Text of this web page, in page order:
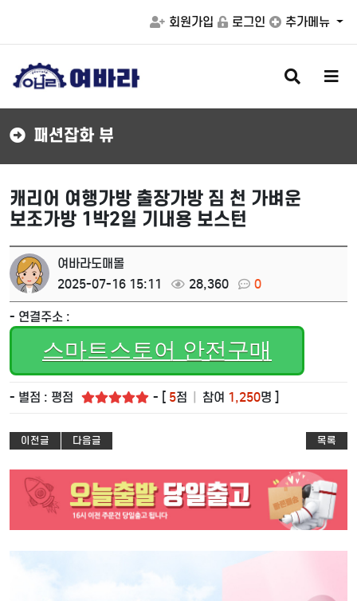
회원가입 로그인 추가메뉴
검
색
버
메
버
패션잡화 뷰
캐리어 여행가방 출장가방 짐 천 가벼운
보조가방 1박2일 기내용 보스턴
여바라도매몰
2025-07-16 15:11
28,360 0
- 연결주소 :
스마트스토어 안전구매
- 별점 : 평점 - [ 5점 참여 1,250명 ]
이전글 다음글 목록